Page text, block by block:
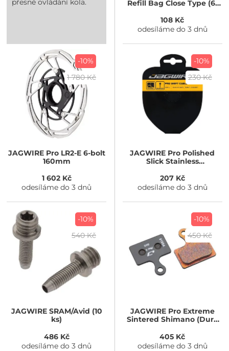
přesné ovládání kola.
Refill Bag Close Type (6-
108 Kč
odesíláme do 3 dnů
-10%
1 780 Kč
JAGWIREPro LR2-E 6-bolt
160mm
1 602 Kč
odesíláme do 3 dnů
-10%
230 Kč
JAGWIRE Pro Polished
Slick Stainless
SRAM/Shimano
207 Kč
odesíláme do 3 dnů
-10%
540 Kč
JAGWIRESRAM/Avid (10
ks)
486 Kč
odesíláme do 3 dnů
-10%
450 Kč
JAGWIREPro Extreme
Sintered Shimano (Dura
405 Kč
odesíláme do 3 dnů